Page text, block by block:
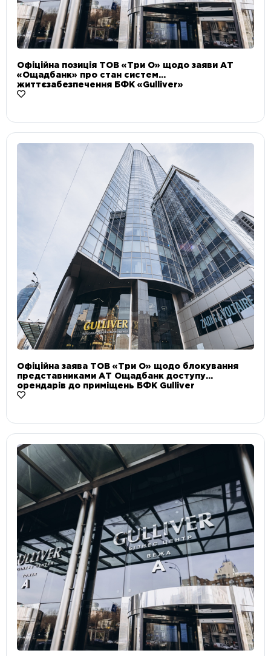
Офіційна позиція ТОВ «Три О» щодо заяви АТ
«Ощадбанк» про стан систем
життєзабезпечення БФК «Gulliver»
Офіційна заява ТОВ «Три О» щодо блокування
представниками АТ Ощадбанк доступу
орендарів до приміщень БФК Gulliver